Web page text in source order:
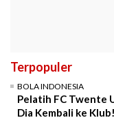
Terpopuler
BOLA INDONESIA
Pelatih FC Twente
Dia Kembali ke Klub!